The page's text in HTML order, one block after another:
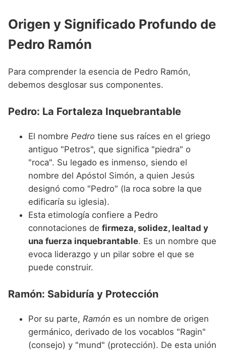
Nombres de niño que empiezan por T
Nombres de niño que empiezan por U
Nombres de niño que empiezan por V
Nombres de niño que empiezan por W
Nombres de niño que empiezan por X
Nombres de niño que empiezan por Z
Origen y Significado Profundo de
Pedro Ramón
Para comprender la esencia de Pedro Ramón,
debemos desglosar sus componentes.
Pedro: La Fortaleza Inquebrantable
El nombre Pedro tiene sus raíces en el griego
antiguo "Petros", que significa "piedra" o
"roca". Su legado es inmenso, siendo el
nombre del Apóstol Simón, a quien Jesús
designó como "Pedro" (la roca sobre la que
edificaría su iglesia).
Esta etimología confiere a Pedro
connotaciones de firmeza, solidez, lealtad y
una fuerza inquebrantable. Es un nombre que
evoca liderazgo y un pilar sobre el que se
puede construir.
Ramón: Sabiduría y Protección
Por su parte, Ramón es un nombre de origen
germánico, derivado de los vocablos "Ragin"
(consejo) y "mund" (protección). De esta unión